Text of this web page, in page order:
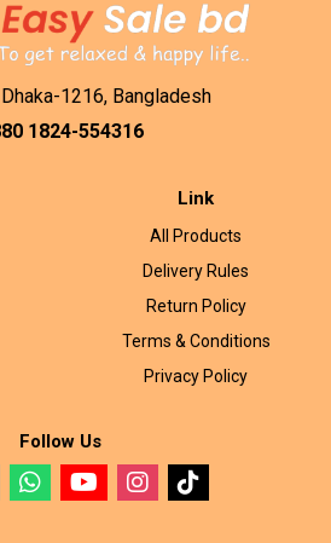
1216, Bangladesh
1824-554316
Link
All Products
Delivery Rules
Return Policy
Terms & Conditions
Privacy Policy
Follow Us